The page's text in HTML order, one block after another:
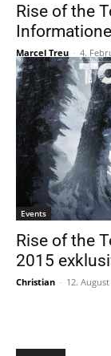
Rise of the
Marcel Treu - 4.
Events
Rise of the
2015
Christian - 12.